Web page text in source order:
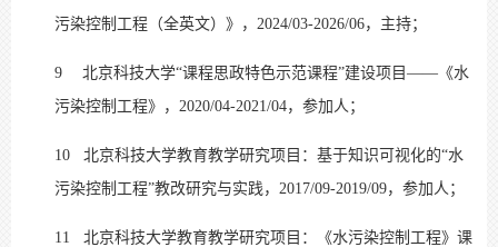
污染控制工程（全英文）》，2024/03-2026/06，主持；
9
北京科技大学“课程思政特色示范课程”建设项目——《水
污染控制工程》，2020/04-2021/04，参加人；
10
北京科技大学教育教学研究项目：基于知识可视化的“水
污染控制工程”教改研究与实践，2017/09-2019/09，参加人；
11
北京科技大学教育教学研究项目：《水污染控制工程》课